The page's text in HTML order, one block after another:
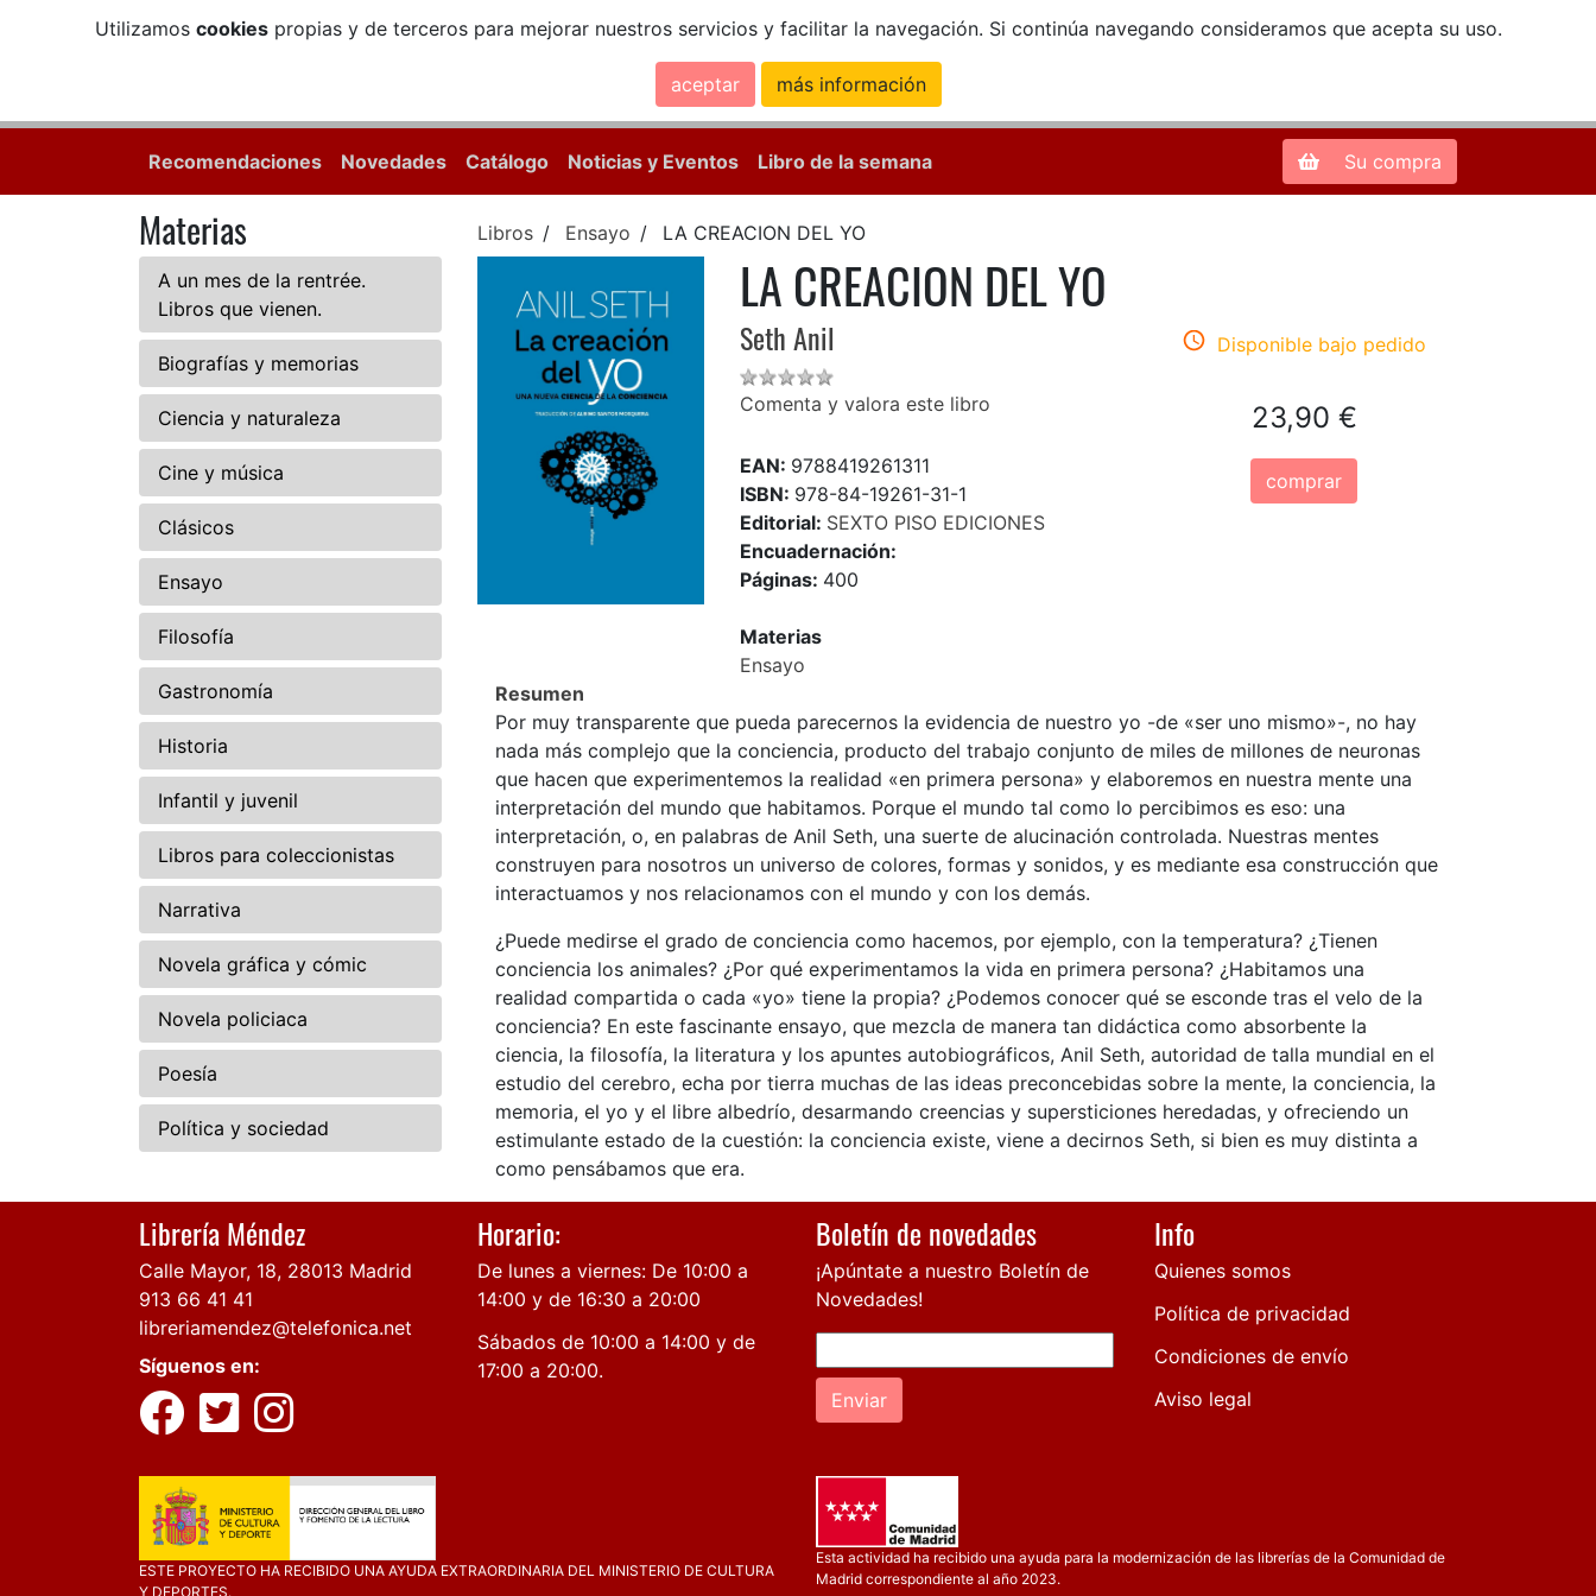
Utilizamos cookiespropias y de terceros para mejorar nuestros servicios y facilitar la navegación. Si continúa navegando consideramos que acepta su uso.
aceptar más información
Zona de Clientes
Recomendaciones Novedades Catálogo Noticias y Eventos Libro de la semana Su compra
Materias
A un mes de la rentrée.
Libros que vienen.
Biografías y memorias
Ciencia y naturaleza
Cine y música
Clásicos
Ensayo
Filosofía
Gastronomía
Historia
Infantil y juvenil
Libros para coleccionistas
Narrativa
Novela gráfica y cómic
Novela policiaca
Poesía
Política y sociedad
Libros Ensayo LA CREACION DEL YO
LA CREACION DEL YO
Seth Anil
Comenta y valora este libro
EAN: 9788419261311
ISBN: 978-84-19261-31-1
Editorial: SEXTO PISO EDICIONES
Encuadernación:
Páginas: 400
Materias
Ensayo
Disponible bajo pedido
23,90 €
comprar
Resumen
Por muy transparente que pueda parecernos la evidencia de nuestro yo -de «ser uno mismo»-, no hay
nada más complejo que la conciencia, producto del trabajo conjunto de miles de millones de neuronas
que hacen que experimentemos la realidad «en primera persona» y elaboremos en nuestra mente una
interpretación del mundo que habitamos. Porque el mundo tal como lo percibimos es eso: una
interpretación, o, en palabras de Anil Seth, una suerte de alucinación controlada. Nuestras mentes
construyen para nosotros un universo de colores, formas y sonidos, y es mediante esa construcción que
interactuamos y nos relacionamos con el mundo y con los demás.
¿Puede medirse el grado de conciencia como hacemos, por ejemplo, con la temperatura? ¿Tienen
conciencia los animales? ¿Por qué experimentamos la vida en primera persona? ¿Habitamos una
realidad compartida o cada «yo» tiene la propia? ¿Podemos conocer qué se esconde tras el velo de la
conciencia? En este fascinante ensayo, que mezcla de manera tan didáctica como absorbente la
ciencia, la filosofía, la literatura y los apuntes autobiográficos, Anil Seth, autoridad de talla mundial en el
estudio del cerebro, echa por tierra muchas de las ideas preconcebidas sobre la mente, la conciencia, la
memoria, el yo y el libre albedrío, desarmando creencias y supersticiones heredadas, y ofreciendo un
estimulante estado de la cuestión: la conciencia existe, viene a decirnos Seth, si bien es muy distinta a
como pensábamos que era.
Librería Méndez
Calle Mayor, 18, 28013 Madrid
913 66 41 41
libreriamendez@telefonica.net
Síguenos en:
Horario:
De lunes a viernes: De 10:00 a
14:00 y de 16:30 a 20:00
Sábados de 10:00 a 14:00 y de
17:00 a 20:00.
Boletín de novedades
¡Apúntate a nuestro Boletín de
Novedades!
Enviar
Info
Quienes somos
Política de privacidad
Condiciones de envío
Aviso legal
ESTE PROYECTO HA RECIBIDO UNA AYUDA EXTRAORDINARIA DEL MINISTERIO DE CULTURA
Y DEPORTES.
Esta actividad ha recibido una ayuda para la modernización de las librerías de la Comunidad de
Madrid correspondiente al año 2023.